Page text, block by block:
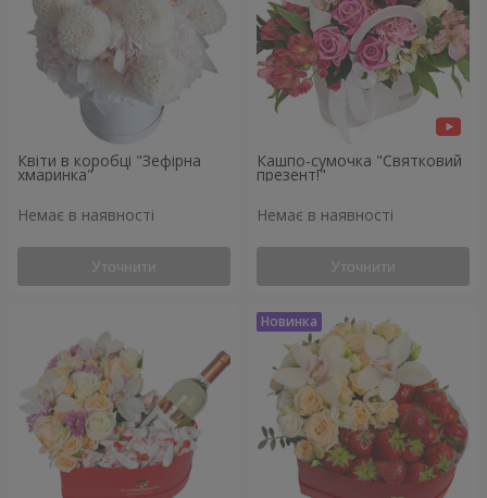
Квіти в коробці "Зефірна
хмаринка"
Немає в наявності
Уточнити
Кашпо-сумочка "Святковий
презент!"
Немає в наявності
Уточнити